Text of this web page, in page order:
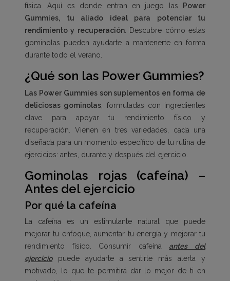
Apoyo integral para tu rendimiento
Consejos para mantener la forma física en verano
física. Aquí es donde entran en juego las
Power
Gummies, tu aliado ideal para potenciar tu
rendimiento y recuperación. Descubre cómo estas
gominolas pueden ayudarte a mantenerte en forma
durante todo el verano.
¿Qué son las Power Gummies?
Las Power Gummies son suplementos en forma de
deliciosas gominolas , formuladas con ingredientes
clave para apoyar tu rendimiento físico y
recuperación. Vienen en tres variedades, cada una
diseñada para un momento específico de tu rutina de
ejercicios: antes, durante y después del ejercicio.
Gominolas rojas (cafeína) –
Antes del ejercicio
Por qué la cafeína
La cafeína es un estimulante natural que puede
mejorar tu enfoque, aumentar tu energía y mejorar tu
rendimiento físico. Consumir cafeína antes del
ejerciciopuede ayudarte a sentirte más alerta y
motivado, lo que te permitirá dar lo mejor de ti en